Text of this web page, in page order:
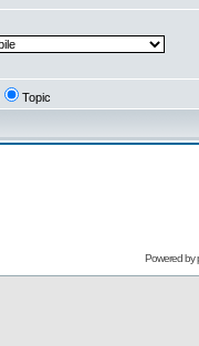
Topic
Powered by